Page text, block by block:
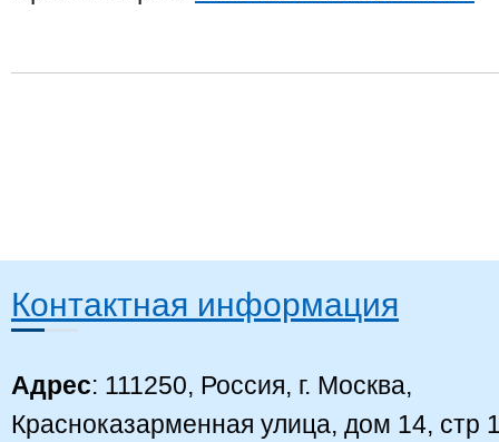
Контактная информация
Адрес: 111250, Россия, г. Москва,
Красноказарменная улица, дом 14, стр